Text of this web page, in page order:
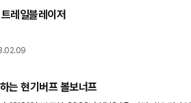
레일블레이저
는 현기버프 볼보너프